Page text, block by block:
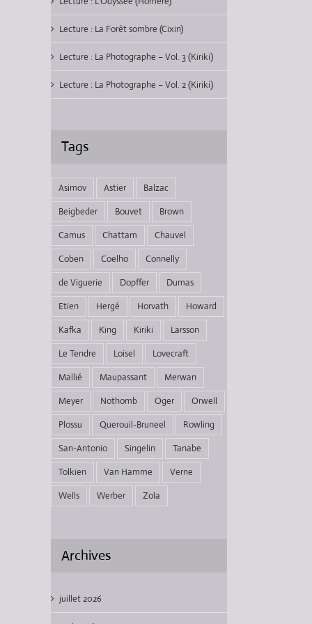
Lecture : La Forêt sombre (Cixin)
Lecture : La Photographe – Vol. 3 (Kiriki)
Lecture : La Photographe – Vol. 2 (Kiriki)
Tags
Asimov Astier
Balzac
Beigbeder
Bouvet
Brown
Camus
Chattam
Chauvel
Coben
Coelho
Connelly
de Viguerie
Dopffer
Dumas
Etien
Hergé Horvath
Howard
Kafka
King Kiriki
Larsson
Le Tendre
Loisel
Lovecraft
Mallié
Maupassant
Merwan
Meyer
Nothomb Oger
Orwell
Plossu
Querouil-Bruneel
Rowling
San-Antonio
Singelin
Tanabe
Tolkien
Van Hamme
Verne
Wells
Werber Zola
Archives
juillet 2026